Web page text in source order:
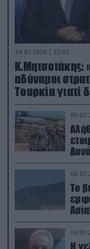
24.07.2026 | 22:02
Κ.Μητσοτάκης:
αδύναμοι
Τουρκία γιατί
(βίντεο)
Το
Η